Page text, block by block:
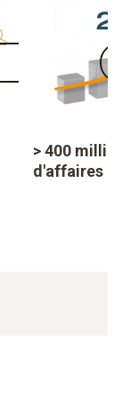
> 400
d'affaires